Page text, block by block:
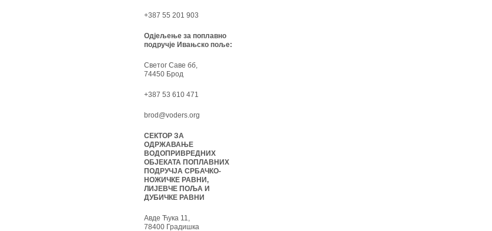
+387 55 201 903
Одјељење за поплавно
подручје Ивањско поље:
Светог Саве бб,
74450 Брод
+387 53 610 471
brod@voders.org
СЕКТОР ЗА
ОДРЖАВАЊЕ
ВОДОПРИВРЕДНИХ
ОБЈЕКАТА ПОПЛАВНИХ
ПОДРУЧЈА СРБАЧКО-
НОЖИЧКЕ РАВНИ,
ЛИЈЕВЧЕ ПОЉА И
ДУБИЧКЕ РАВНИ
Авде Ћука 11,
78400 Градишка